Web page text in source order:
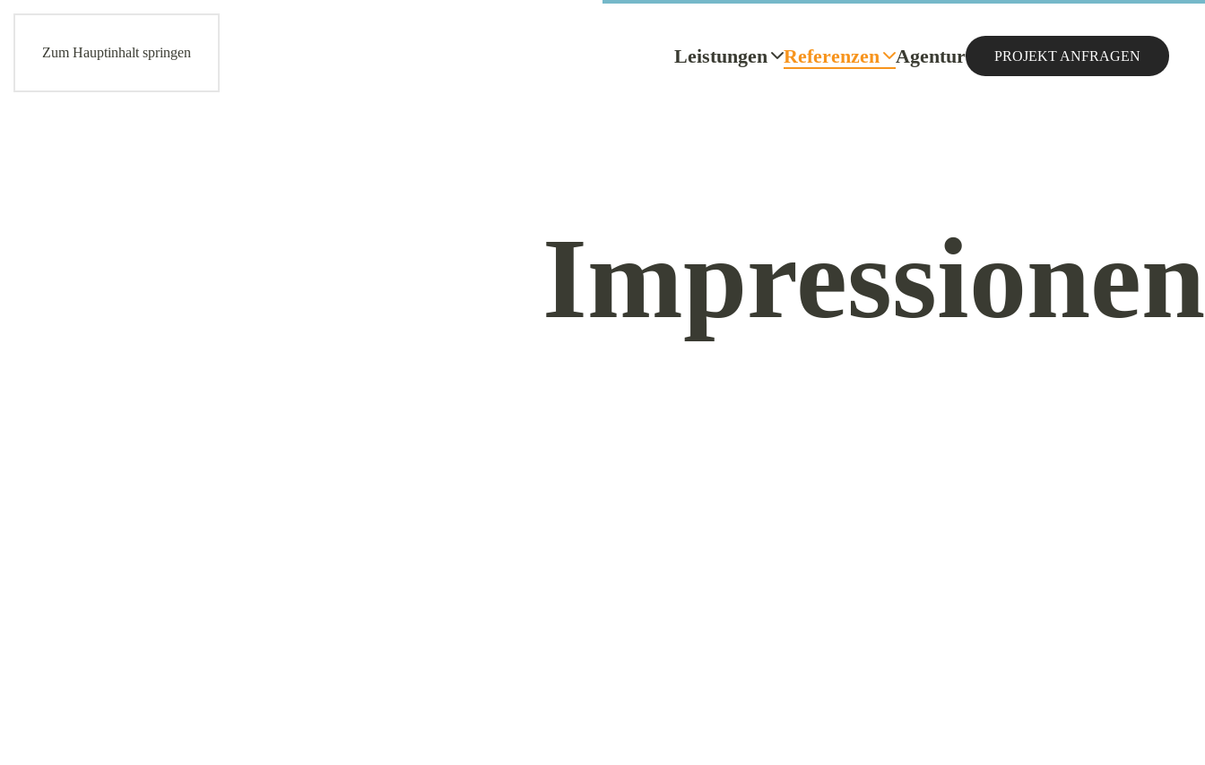
Zum Hauptinhalt springen Leistungen Referenzen Agentur PROJEKT ANFRAGEN
Impressionen